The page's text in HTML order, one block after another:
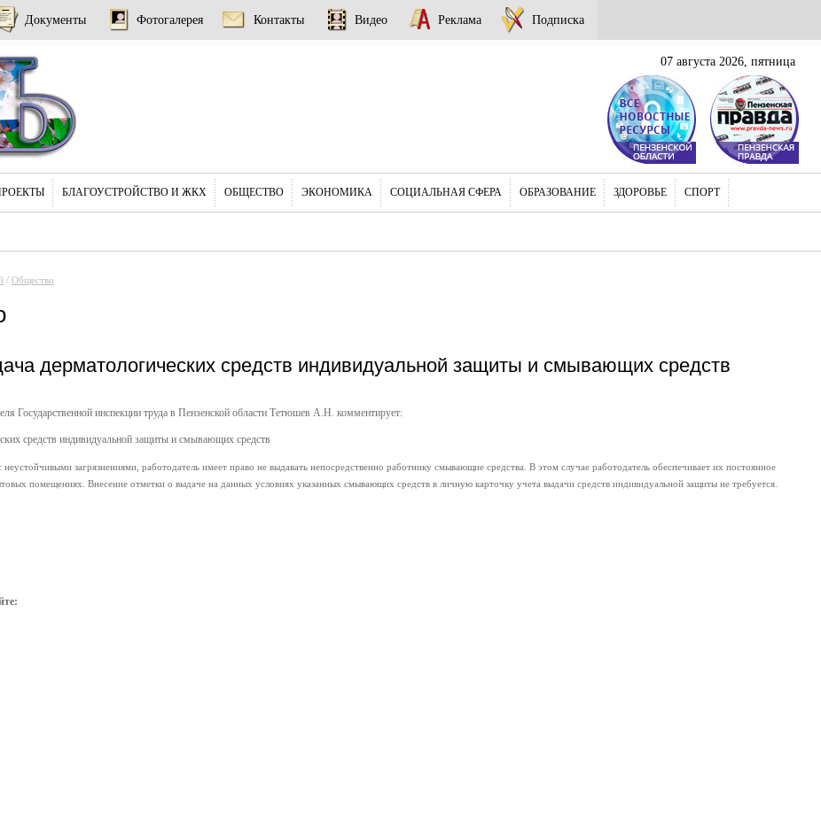
Документы Фотогалерея Контакты Видео Реклама Подписка
07 августа 2026, пятница
БЛАГОУСТРОЙСТВО И ЖКХ ОБЩЕСТВО ЭКОНОМИКА СОЦИАЛЬНАЯ СФЕРА ОБРАЗОВАНИЕ ЗДОРОВЬЕ СПОРТ
/ Общество
дерматологических средств индивидуальной защиты и смывающих средств
Государственной инспекции труда в Пензенской области Тетюшев А.Н. комментирует:
средств индивидуальной защиты и смывающих средств
загрязнениями, работодатель имеет право не выдавать непосредственно работнику смывающие средства. В этом случае работодатель обеспечивает их постоянное
помещениях. Внесение отметки о выдаче на данных условиях указанных смывающих средств в личную карточку учета выдачи средств индивидуальной защиты не требуется.